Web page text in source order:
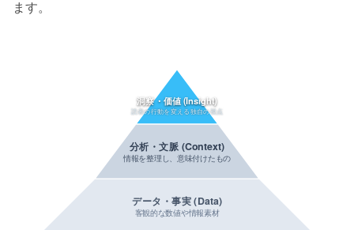
ます。
データ・事実 (Data)
客観的な数値や情報素材
分析・文脈 (Context)
情報を整理し、意味付けたもの
洞察・価値 (Insight)
読者の行動を変える独自の視点